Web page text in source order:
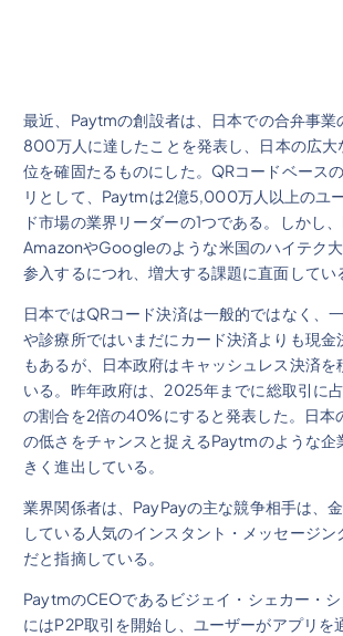
最近、Paytmの創設者は、日本での合弁事業
800万人に達したことを発表し、日本の広大
位を確固たるものにした。QRコードベース
リとして、Paytmは2億5,000万人以上のユ
ド市場の業界リーダーの1つである。しかし、
AmazonやGoogleのような米国のハイテク
参入するにつれ、増大する課題に直面してい
日本ではQRコード決済は一般的ではなく、
や診療所ではいまだにカード決済よりも現金
もあるが、日本政府はキャッシュレス決済を
いる。昨年政府は、2025年までに総取引に
の割合を2倍の40%にすると発表した。日本
の低さをチャンスと捉えるPaytmのような企
きく進出している。
業界関係者は、PayPayの主な競争相手は、
している人気のインスタント・メッセージン
だと指摘している。
PaytmのCEOであるビジェイ・シェカー・
にはP2P取引を開始し、ユーザーがアプリを